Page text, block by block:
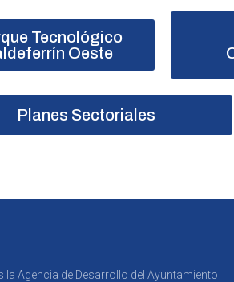
Tecnológico
Oeste
Planes Sectoriales
la Agencia de Desarrollo del Ayuntamiento